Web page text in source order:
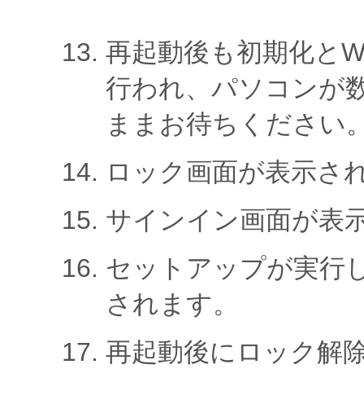
再起動後も初期化と
行われ、パソコンが
ままお待ちください
ロック画面が表示さ
サインイン画面が表
セットアップが実行
されます。
再起動後にロック解